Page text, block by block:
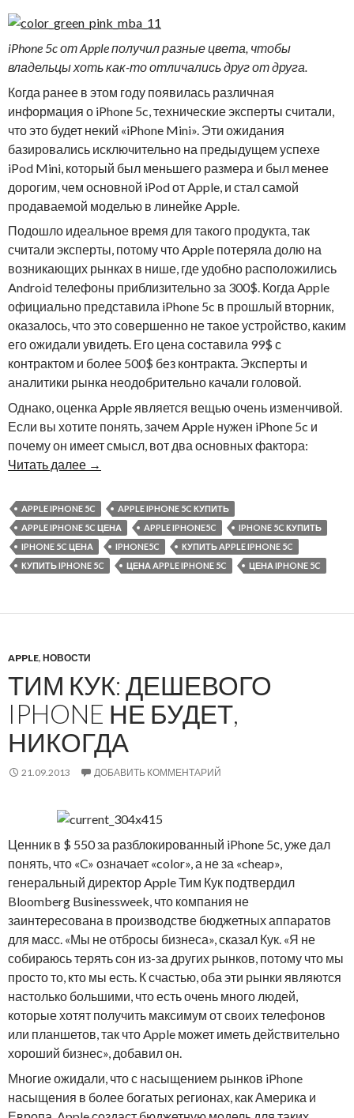
iPhone 5cотAppleполучил разные цвета, чтобы
владельцы хоть как-то отличались друг от друга.
Когда ранее в этом году появилась различная
информация о iPhone 5c, технические эксперты считали,
что это будет некий «iPhone Mini». Эти ожидания
базировались исключительно на предыдущем успехе
iPod Mini, который был меньшего размера и был менее
дорогим, чем основной iPod от Apple, и стал самой
продаваемой моделью в линейке Apple.
Подошло идеальное время для такого продукта, так
считали эксперты, потому что Apple потеряла долю на
возникающих рынках в нише, где удобно расположились
Android телефоны приблизительно за 300$. Когда Apple
официально представила iPhone 5c в прошлый вторник,
оказалось, что это совершенно не такое устройство, каким
его ожидали увидеть. Его цена составила 99$ с
контрактом и более 500$ без контракта. Эксперты и
аналитики рынка неодобрительно качали головой.
Однако, оценка Apple является вещью очень изменчивой.
Если вы хотите понять, зачем Apple нужен iPhone 5c и
почему он имеет смысл, вот два основных фактора:
Читать далее →
APPLE IPHONE 5C
APPLE IPHONE 5C КУПИТЬ
APPLE IPHONE 5C ЦЕНА
APPLE IPHONE5C
IPHONE 5C КУПИТЬ
IPHONE 5C ЦЕНА
IPHONE5C
КУПИТЬ APPLE IPHONE 5C
КУПИТЬ IPHONE 5C
ЦЕНА APPLE IPHONE 5C ЦЕНА IPHONE 5C
APPLE, НОВОСТИ
ТИМ КУК: ДЕШЕВОГО
IPHONE НЕ БУДЕТ,
НИКОГДА
21.09.2013 ДОБАВИТЬ КОММЕНТАРИЙ
Ценник в $ 550 за разблокированный iPhone 5с, уже дал
понять, что «C» означает «color», а не за «cheap»,
генеральный директор Apple Тим Кук подтвердил
Bloomberg Businessweek, что компания не
заинтересована в производстве бюджетных аппаратов
для масс. «Мы не отбросы бизнеса», сказал Кук. «Я не
собираюсь терять сон из-за других рынков, потому что мы
просто то, кто мы есть. К счастью, оба эти рынки являются
настолько большими, что есть очень много людей,
которые хотят получить максимум от своих телефонов
или планшетов, так что Apple может иметь действительно
хороший бизнес», добавил он.
Многие ожидали, что с насыщением рынков iPhone
насыщения в более богатых регионах, как Америка и